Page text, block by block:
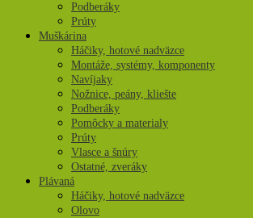
Podberáky
Prúty
Muškárina
Háčiky, hotové nadväzce
Montáže, systémy, komponenty
Navíjaky
Nožnice, peány, kliešte
Podberáky
Pomôcky a materialy
Prúty
Vlasce a šnúry
Ostatné, zveráky
Plávaná
Háčiky, hotové nadväzce
Olovo